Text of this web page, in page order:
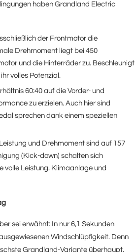
haben Grandland Electric
der Frontmotor die
Drehmoment liegt bei 450
und die Hinterräder zu. Beschleunigt
volles Potenzial.
60:40 auf die Vorder- und
zu erzielen. Auch hier sind
sprechen dank einem speziellen
und Drehmoment sind auf 157
(Kick-down) schalten sich
volle Leistung. Klimaanlage und
sei erwähnt: In nur 6,1 Sekunden
Windschlüpfigkeit. Denn
Grandland-Variante überhaupt.